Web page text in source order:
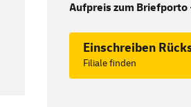
Aufpreis zum Briefporto
Einschreiben
Filiale finden